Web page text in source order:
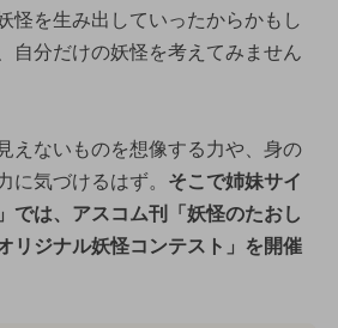
怪を生み出していったからかもし
自分だけの妖怪を考えてみません
えないものを想像する力や、身の
に気づけるはず。 そこで姉妹サイ
では、アスコム刊「妖怪のたおし
リジナル妖怪コンテスト」を開催